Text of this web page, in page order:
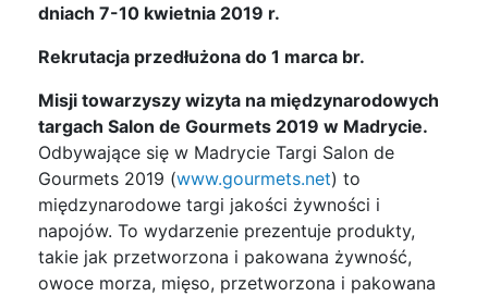
dniach 7-10 kwietnia 2019 r.
Rekrutacja przedłużona do 1 marca br.
Misji towarzyszy wizyta na międzynarodowych
targach Salon de Gourmets 2019 w Madrycie.
Odbywające się w Madrycie Targi Salon de
Gourmets 2019 (www.gourmets.net) to
międzynarodowe targi jakości żywności i
napojów. To wydarzenie prezentuje produkty,
takie jak przetworzona i pakowana żywność,
owoce morza, mięso, przetworzona i pakowana